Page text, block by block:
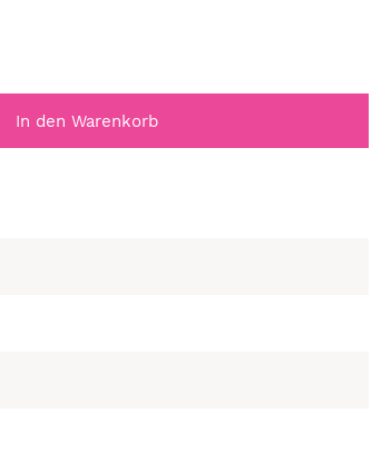
In den Warenkorb